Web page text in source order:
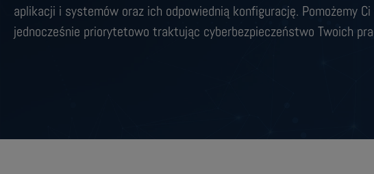
aplikacji i systemów oraz ich odpowiednią konfigurację. Pomożemy
jednocześnie priorytetowo traktując cyberbezpieczeństwo Twoich